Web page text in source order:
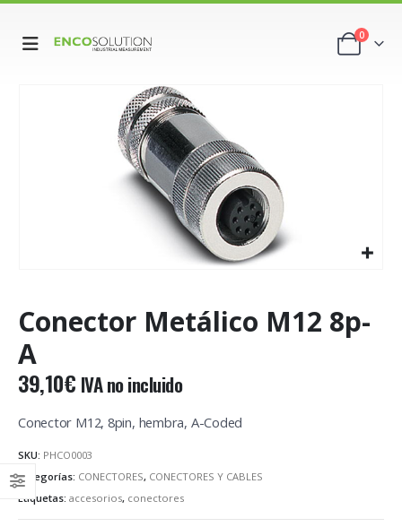
0
Conector Metálico M12 8p-
A
39,10€ IVA no incluido
Conector M12, 8pin, hembra, A-Coded
SKU: PHCO0003
Categorías: CONECTORES, CONECTORES Y CABLES
Etiquetas: accesorios, conectores